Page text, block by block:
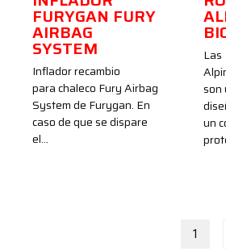
FURYGAN FURY
AIRBAG
SYSTEM
Inflador recambio
para chaleco Fury Airbag
System de Furygan. En
caso de que se dispare
el…
Las
son
un
1